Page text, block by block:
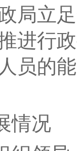
局立
进行
员的
情况